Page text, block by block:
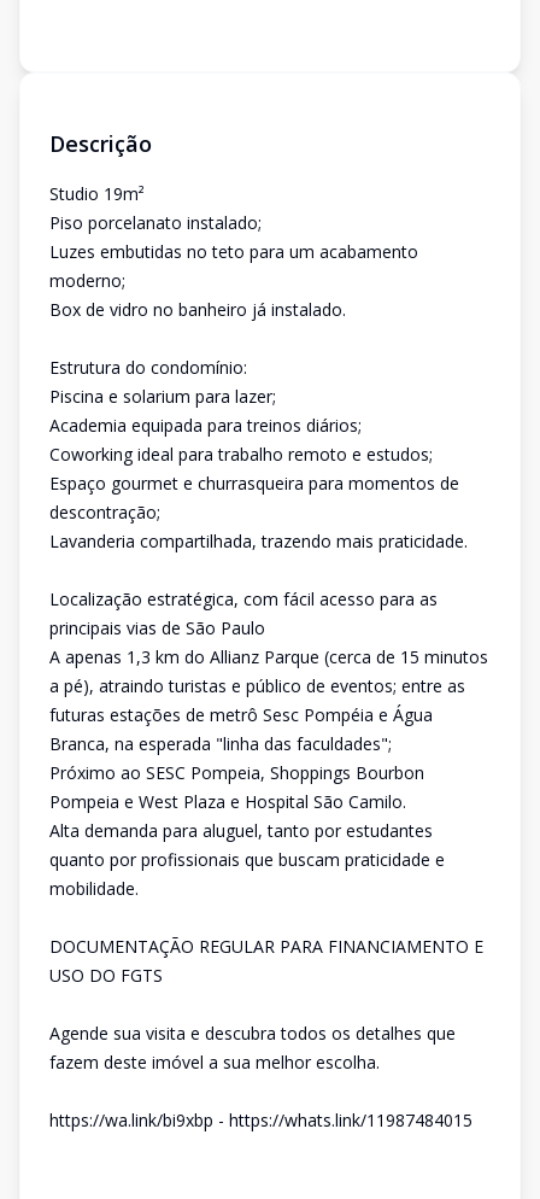
Descrição
Studio 19m²
Piso porcelanato instalado;
Luzes embutidas no teto para um acabamento
moderno;
Box de vidro no banheiro já instalado.
Estrutura do condomínio:
Piscina e solarium para lazer;
Academia equipada para treinos diários;
Coworking ideal para trabalho remoto e estudos;
Espaço gourmet e churrasqueira para momentos de
descontração;
Lavanderia compartilhada, trazendo mais praticidade.
Localização estratégica, com fácil acesso para as
principais vias de São Paulo
A apenas 1,3 km do Allianz Parque (cerca de 15 minutos
a pé), atraindo turistas e público de eventos; entre as
futuras estações de metrô Sesc Pompéia e Água
Branca, na esperada "linha das faculdades";
Próximo ao SESC Pompeia, Shoppings Bourbon
Pompeia e West Plaza e Hospital São Camilo.
Alta demanda para aluguel, tanto por estudantes
quanto por profissionais que buscam praticidade e
mobilidade.
DOCUMENTAÇÃO REGULAR PARA FINANCIAMENTO E
USO DO FGTS
Agende sua visita e descubra todos os detalhes que
fazem deste imóvel a sua melhor escolha.
https://wa.link/bi9xbp - https://whats.link/11987484015